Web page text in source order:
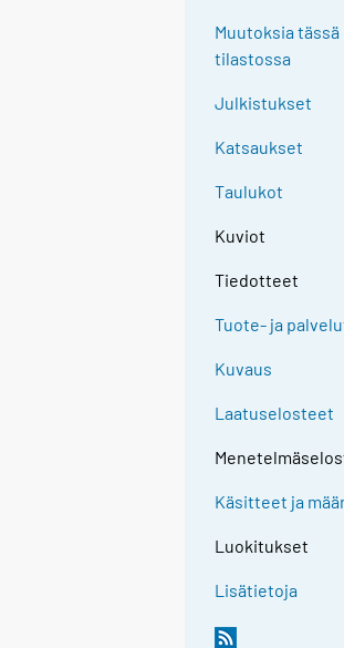
Muutoksia tässä
tilastossa
Julkistukset
Katsaukset
Taulukot
Kuviot
Tiedotteet
Tuote- ja
Kuvaus
Laatuselosteet
Käsitteet ja
Luokitukset
Lisätietoja